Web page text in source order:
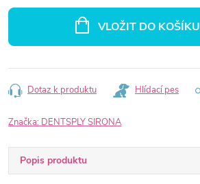
VLOŽIT DO KOŠÍKU
Dotaz k produktu Hlídací pes
Značka: DENTSPLY SIRONA
Popis produktu